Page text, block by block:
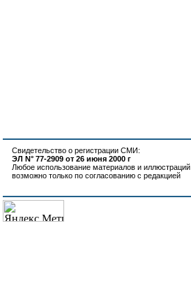
Свидетельство о регистрации СМИ:
ЭЛ N° 77-2909 от 26 июня 2000 г
Любое использование материалов и иллюстраций
возможно только по согласованию с редакцией